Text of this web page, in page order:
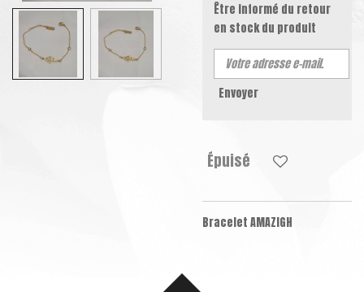
Être informé du retour
en stock du produit
Envoyer
Épuisé
Bracelet AMAZIGH